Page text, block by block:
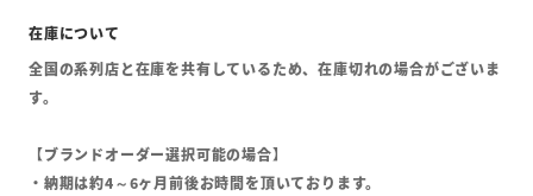
全国の系列店と在庫を共有しているため、在庫切れの場合がございま
す。
【ブランドオーダー選択可能の場合】
・納期は約4～6ヶ月前後お時間を頂いております。